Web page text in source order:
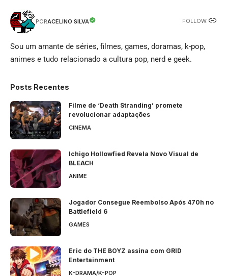
PORACELINO SILVA FOLLOW:
Sou um amante de séries, filmes, games, doramas, k-pop,
animes e tudo relacionado a cultura pop, nerd e geek.
Posts Recentes
Filme de ‘Death Stranding’ promete
revolucionar adaptações
CINEMA
Ichigo Hollowfied Revela Novo Visual de
BLEACH
ANIME
Jogador Consegue Reembolso Após 470h no
Battlefield 6
GAMES
Eric do THE BOYZ assina com GRID
Entertainment
K-DRAMA/K-POP